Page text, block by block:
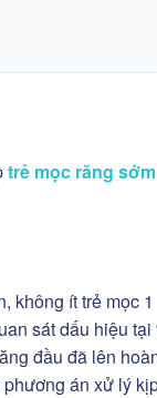
trẻ mọc răng sớm
không ít trẻ mọc 1
sát dấu hiệu tại
đầu đã lên
án xử lý